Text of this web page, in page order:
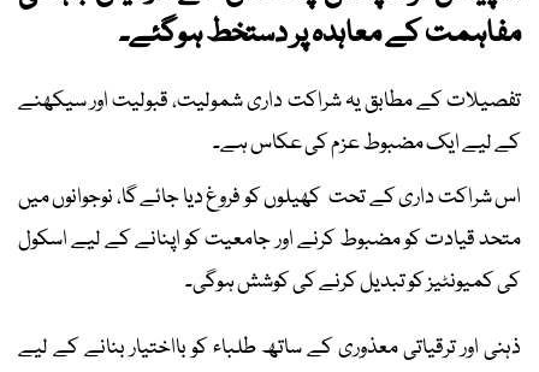
مفاہمت کے معاہدہ پر دستخط ہوگئے۔
تفصیلات کے مطابق یہ شراکت داری شمولیت، قبولیت اور سیکھنے
کے لیے ایک مضبوط عزم کی عکاس ہے۔
اس شراکت داری کے تحت کھیلوں کو فروغ دیا جائے گا، نوجوانوں میں
متحد قیادت کو مضبوط کرنے اور جامعیت کو اپنانے کے لیے اسکول
کی کمیونٹیز کو تبدیل کرنے کی کوشش ہوگی۔
ذہنی اور ترقیاتی معذوری کے ساتھ طلباء کو بااختیار بنانے کے لیے